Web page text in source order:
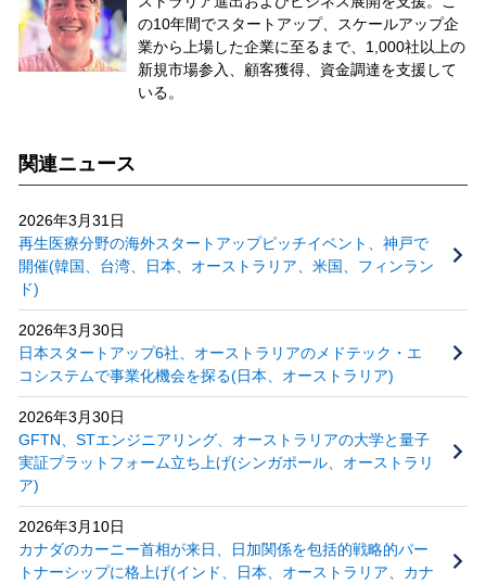
の10年間でスタートアップ、スケールアップ企
業から上場した企業に至るまで、1,000社以上の
新規市場参入、顧客獲得、資金調達を支援して
いる。
関連ニュース
2026年3月31日
再生医療分野の海外スタートアップピッチイベント、神戸で
開催(韓国、台湾、日本、オーストラリア、米国、フィンラン
ド)
2026年3月30日
日本スタートアップ6社、オーストラリアのメドテック・エ
コシステムで事業化機会を探る(日本、オーストラリア)
2026年3月30日
GFTN、STエンジニアリング、オーストラリアの大学と量子
実証プラットフォーム立ち上げ(シンガポール、オーストラリ
ア)
2026年3月10日
カナダのカーニー首相が来日、日加関係を包括的戦略的パー
トナーシップに格上げ(インド、日本、オーストラリア、カナ